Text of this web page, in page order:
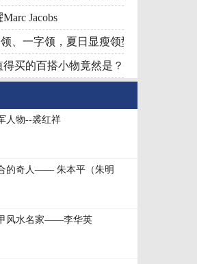
Jacobs
、一字领，夏日显瘦领型大Battle
得买的百搭小物竟然是？！有了它，怎
人物--裘红祥
的奇人—— 朱本平（朱明
风水名家——李华英